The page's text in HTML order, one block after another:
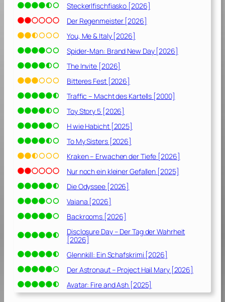
0
]
Steckerlfischfiasko [2026]
Der Regenmeister [2026]
You, Me & Italy [2026]
Spider-Man: Brand New Day [2026]
The Invite [2026]
Bitteres Fest [2026]
Traffic – Macht des Kartells [2000]
Toy Story 5 [2026]
H wie Habicht [2025]
To My Sisters [2026]
Kraken – Erwachen der Tiefe [2026]
Nur noch ein kleiner Gefallen [2025]
Die Odyssee [2026]
Vaiana [2026]
Backrooms [2026]
Disclosure Day – Der Tag der Wahrheit
[2026]
Glennkill: Ein Schafskrimi [2026]
Der Astronaut – Project Hail Mary [2026]
Avatar: Fire and Ash [2025]